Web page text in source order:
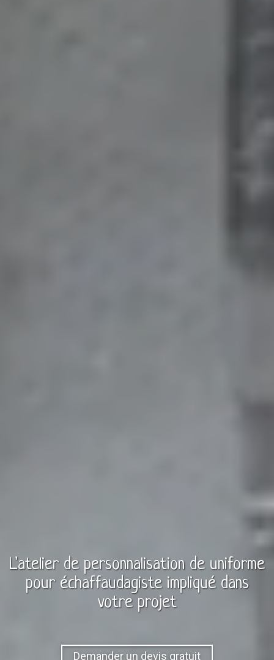
L'atelier de personnalisation de uniforme
pour échaffaudagisteimpliqué dans
votre projet
Demander un devis gratuit